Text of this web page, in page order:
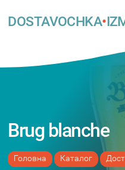
DOSTAVOCHKA•
Brug blanche
Головна Каталог